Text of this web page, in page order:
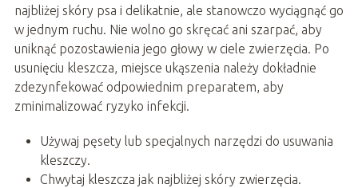
najbliżej skóry psa i delikatnie, ale stanowczo wyciągnąć go
w jednym ruchu. Nie wolno go skręcać ani szarpać, aby
uniknąć pozostawienia jego głowy w ciele zwierzęcia. Po
usunięciu kleszcza, miejsce ukąszenia należy dokładnie
zdezynfekować odpowiednim preparatem, aby
zminimalizować ryzyko infekcji.
Używaj pęsety lub specjalnych narzędzi do usuwania
kleszczy.
Chwytaj kleszcza jak najbliżej skóry zwierzęcia.